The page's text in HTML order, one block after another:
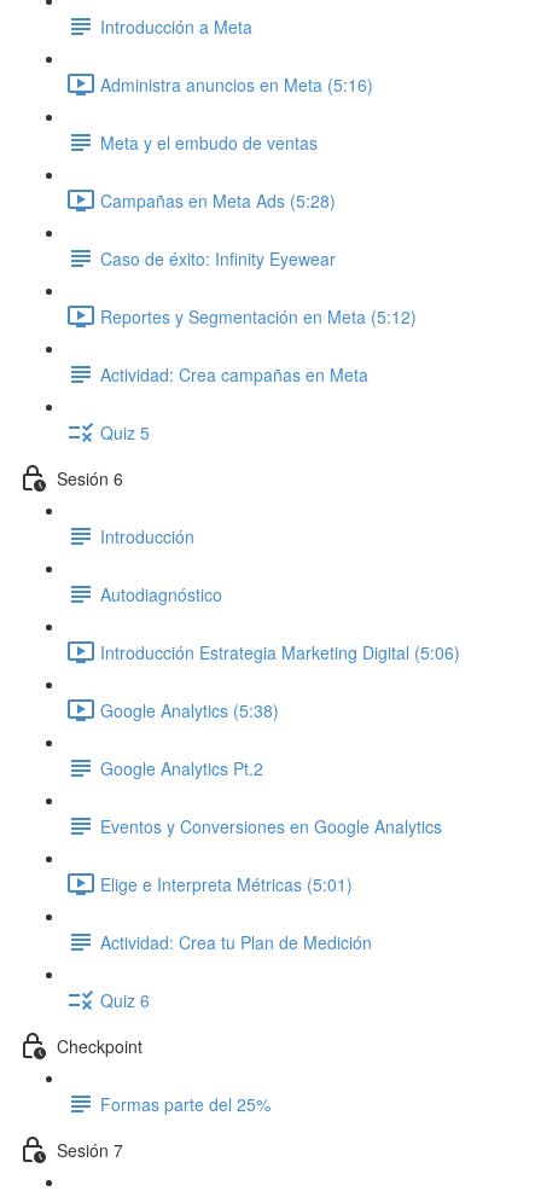
Introducción a Meta
Administra anuncios en Meta (5:16)
Meta y el embudo de ventas
Campañas en Meta Ads (5:28)
Caso de éxito: Infinity Eyewear
Reportes y Segmentación en Meta (5:12)
Actividad: Crea campañas en Meta
Quiz 5
Sesión 6
Introducción
Autodiagnóstico
Introducción Estrategia Marketing Digital (5:06)
Google Analytics (5:38)
Google Analytics Pt.2
Eventos y Conversiones en Google Analytics
Elige e Interpreta Métricas (5:01)
Actividad: Crea tu Plan de Medición
Quiz 6
Checkpoint
Formas parte del 25%
Sesión 7